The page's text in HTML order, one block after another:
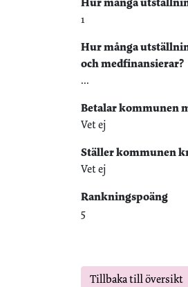
1
Hur många
och medfinansierar?
...
Betalar kommunen
Vet ej
Ställer kommunen
Vet ej
Rankningspoäng
5
Tillbaka till översikt